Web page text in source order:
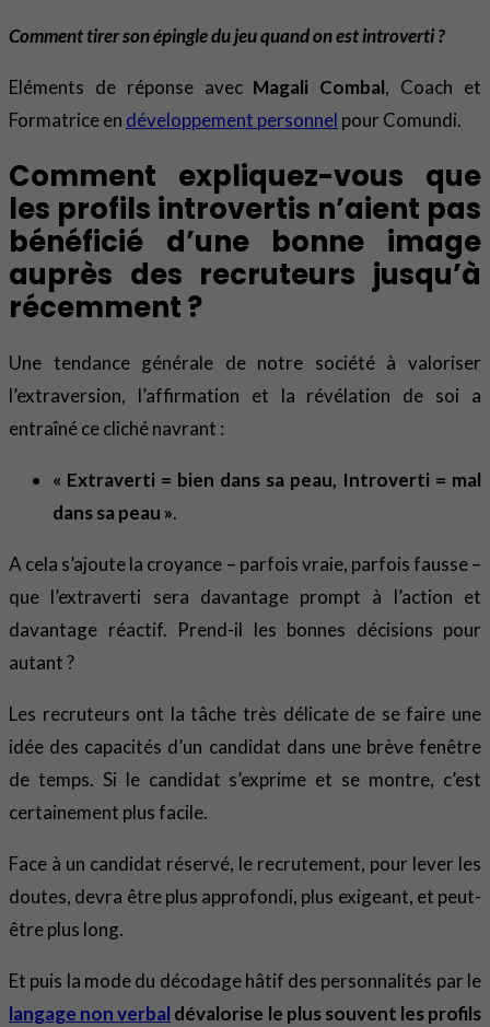
Comment tirer son épingle du jeu quand on est introverti ?
Eléments de réponse avec Magali Combal, Coach et
Formatrice en développement personnel pour Comundi.
Comment expliquez-vous que
les profils introvertis n’aient pas
bénéficié d’une bonne image
auprès des recruteurs jusqu’à
récemment ?
Une tendance générale de notre société à valoriser
l’extraversion, l’affirmation et la révélation de soi a
entraîné ce cliché navrant :
« Extraverti = bien dans sa peau, Introverti = mal
dans sa peau ».
A cela s’ajoute la croyance – parfois vraie, parfois fausse –
que l’extraverti sera davantage prompt à l’action et
davantage réactif. Prend-il les bonnes décisions pour
autant ?
Les recruteurs ont la tâche très délicate de se faire une
idée des capacités d’un candidat dans une brève fenêtre
de temps. Si le candidat s’exprime et se montre, c’est
certainement plus facile.
Face à un candidat réservé, le recrutement, pour lever les
doutes, devra être plus approfondi, plus exigeant, et peut-
être plus long.
Et puis la mode du décodage hâtif des personnalités par le
langage non verbal dévalorise le plus souvent les profils